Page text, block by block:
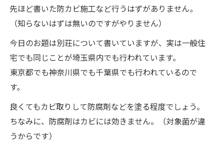
先ほど書いた防カビ施工など行うはずがありません。
（知らないはずは無いのですがやりません）
今日のお題は別荘について書いていますが、実は一般住
宅でも同じことが埼玉県内でも行われています。
東京都でも神奈川県でも千葉県でも行われているので
す。
良くてもカビ取りして防腐剤などを塗る程度でしょう。
ちなみに、防腐剤はカビには効きません。（対象菌が違
うからです）